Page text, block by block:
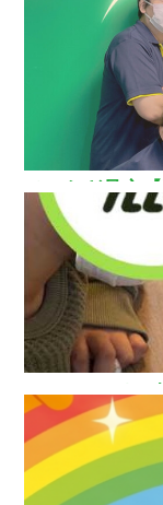
イサービス】
ひいらぎ足立
How nice（ハ
ス】